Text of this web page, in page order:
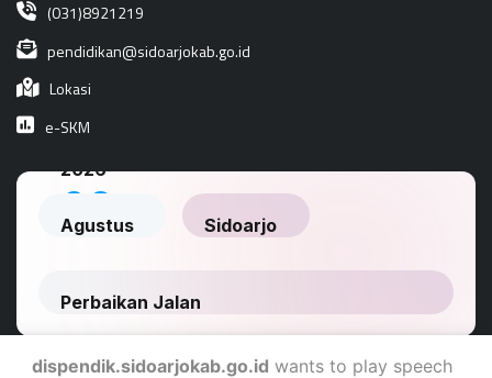
(031)8921219
pendidikan@sidoarjokab.go.id
Lokasi
e-SKM
dispendik.sidoarjokab.go.id wants to play speech